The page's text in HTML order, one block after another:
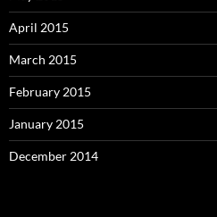
April 2015
March 2015
February 2015
January 2015
December 2014